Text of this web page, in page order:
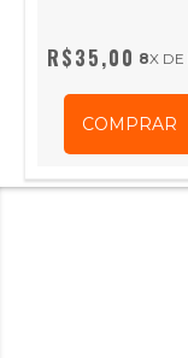
R$35,00 8X DE
COMPRAR